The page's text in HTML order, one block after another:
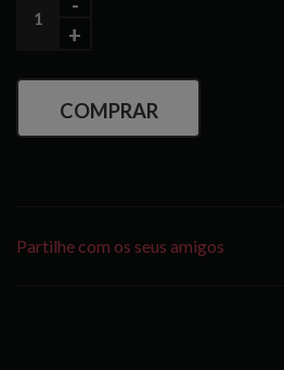
COMPRAR
Partilhe com os seus amigos